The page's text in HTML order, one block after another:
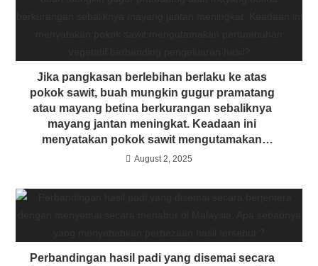
Jika pangkasan berlebihan berlaku ke atas
pokok sawit, buah mungkin gugur pramatang
atau mayang betina berkurangan sebaliknya
mayang jantan meningkat. Keadaan ini
menyatakan pokok sawit mengutamakan
pertumbuhan vegetatif berbanding
August 2, 2025
Perbandingan hasil padi yang disemai secara